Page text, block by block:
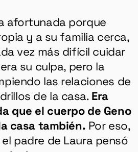
afortunada porque
y a su familia cerca,
vez más difícil cuidar
su culpa, pero la
las relaciones de
de la casa. Era
que el cuerpo de Geno
casa también. Por eso,
padre de Laura pensó